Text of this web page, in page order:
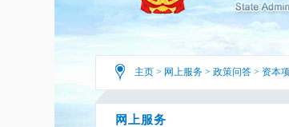
主页 > 网上服务 > 政策问答 > 资本
网上服务